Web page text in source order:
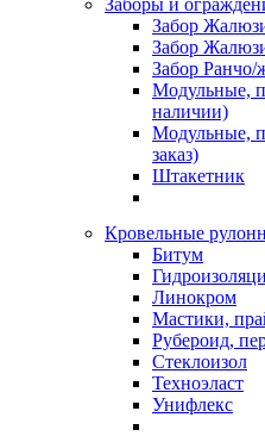
Заборы и
Забор
Забор
Забор Ранчо/
Модульные,
наличии)
Модульные,
заказ)
Штакетник
Кровельные
Битум
Линокром
Мастики,
Рубероид,
Стеклоизол
Техноэласт
Унифлекс